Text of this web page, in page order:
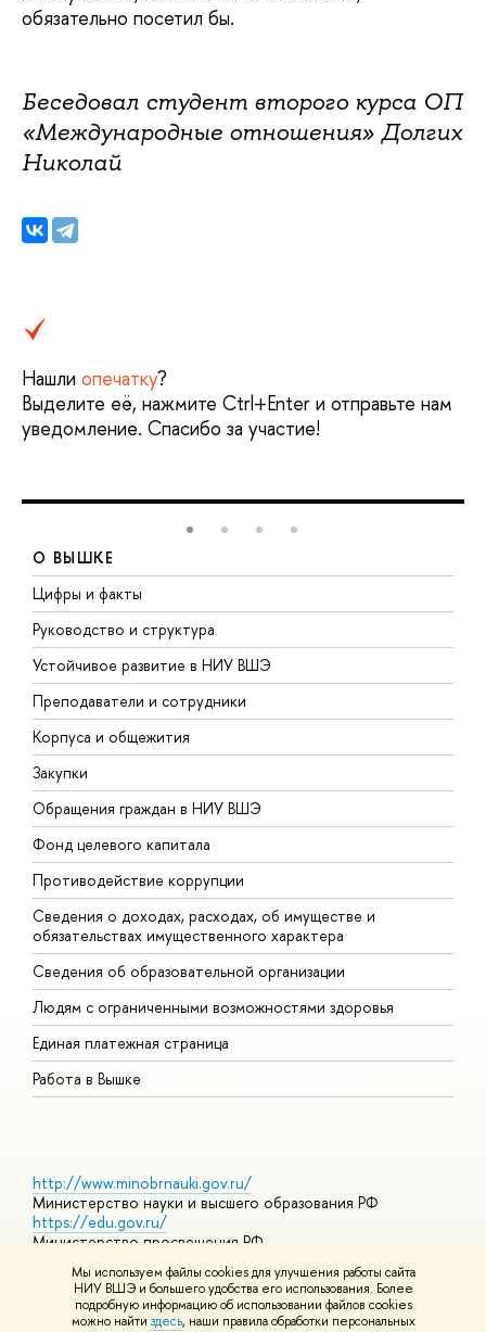
Мы используем файлы cookies для улучшения работы сайта
НИУ ВШЭ и большего удобства его использования. Более
подробную информацию об использовании файлов cookies
можно найти здесь, наши правила обработки персональных
обязательно посетил бы.
Беседовал студент второго курса ОП
«Международные отношения» Долгих
Николай
Нашли опечатку?
Выделите её, нажмите Ctrl+Enter и отправьте нам
уведомление. Спасибо за участие!
О ВЫШКЕ
Цифры и факты
Руководство и структура
Устойчивое развитие в НИУ ВШЭ
Преподаватели и сотрудники
Корпуса и общежития
Закупки
Обращения граждан в НИУ ВШЭ
Фонд целевого капитала
Противодействие коррупции
Сведения о доходах, расходах, об имуществе и
обязательствах имущественного характера
Сведения об образовательной организации
Людям с ограниченными возможностями здоровья
Единая платежная страница
Работа в Вышке
http://www.minobrnauki.gov.ru/
Министерство науки и высшего образования РФ
https://edu.gov.ru/
Министерство просвещения РФ
https://elearning.hse.ru/mooc
Массовые открытые онлайн-курсы